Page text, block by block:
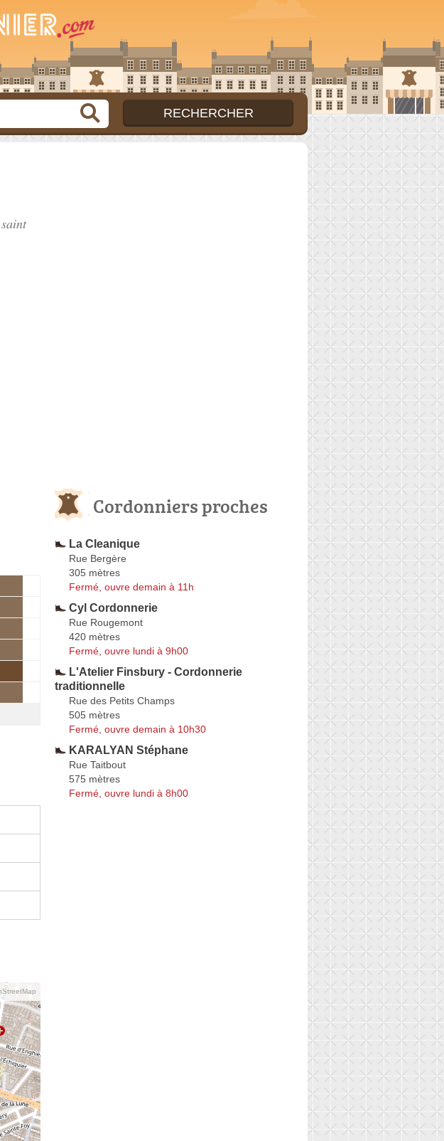
Cordonniers proches
La Cleanique
Rue Bergère
305 mètres
Fermé, ouvre demain à 11h
Cyl Cordonnerie
Rue Rougemont
420 mètres
Fermé, ouvre lundi à 9h00
L'Atelier Finsbury - Cordonnerie
traditionnelle
Rue des Petits Champs
505 mètres
Fermé, ouvre demain à 10h30
KARALYAN Stéphane
Rue Taitbout
575 mètres
Fermé, ouvre lundi à 8h00